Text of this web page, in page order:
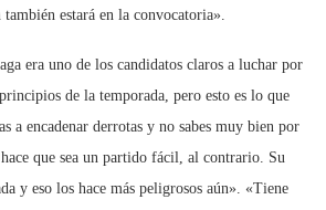
estará en la convocatoria».
era uno de los candidatos claros a luchar por
de la temporada, pero esto es lo que
a encadenar derrotas y no sabes muy bien por
que sea un partido fácil, al contrario. Su
y eso los hace más peligrosos aún». «Tiene